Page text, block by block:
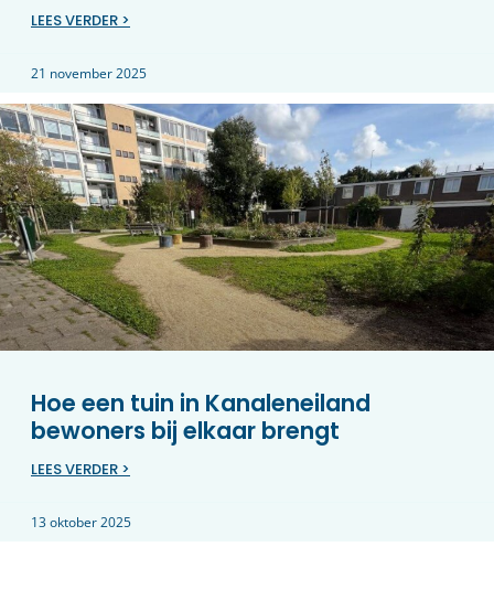
LEES VERDER >
21 november 2025
Hoe een tuin in Kanaleneiland
bewoners bij elkaar brengt
LEES VERDER >
13 oktober 2025